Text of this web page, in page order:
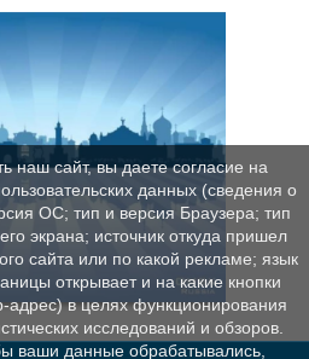
наш сайт, вы даете согласие на
данных (сведения о
ОС; тип и версия Браузера; тип
экрана; источник откуда пришел
сайта или по какой рекламе; язык
открывает и на какие кнопки
адрес) в целях функционирования
исследований и обзоров.
ваши данные обрабатывались,